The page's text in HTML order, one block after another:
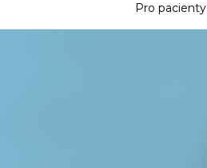
Pro pacienty